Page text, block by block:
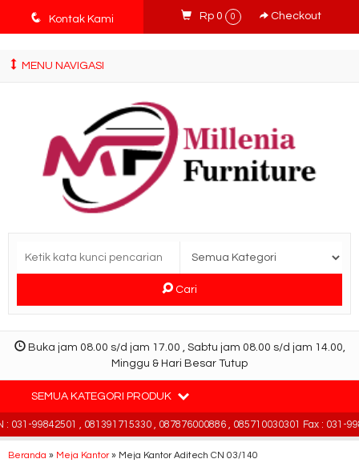
tv3ISbyqwvMDypa7aIfj2FUlPKawe7X5fX5v6wsT4Ns
q Kontak Kami Rp 0 0 Checkout
MENU NAVIGASI
Cari
Buka jam 08.00 s/d jam 17.00 , Sabtu jam 08.00 s/d jam 14.00,
Minggu & Hari Besar Tutup
SEMUA KATEGORI PRODUK
031-99842501 , 081391715330 , 087876000886 , 085710030301 Fax : 031-
Beranda » Meja Kantor» Meja Kantor Aditech CN 03/140